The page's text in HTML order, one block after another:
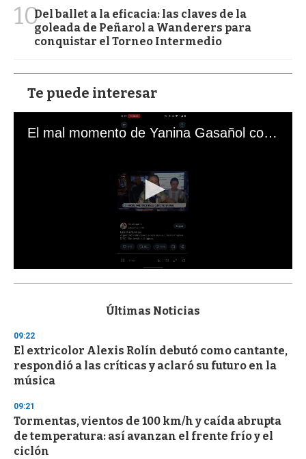
10Del ballet a la eficacia: las claves de la
goleada de Peñarol a Wanderers para
conquistar el Torneo Intermedio
Te puede interesar
El mal momento de Yanina Gasañol con un hincha argentino en "Subrayado"
s
d
s
o
f
3
s
e
c
o
n
Últimas Noticias
09:22
El extricolor Alexis Rolín debutó como cantante,
respondió a las críticas y aclaró su futuro en la
música
09:21
Tormentas, vientos de 100 km/h y caída abrupta
de temperatura: así avanzan el frente frío y el
ciclón